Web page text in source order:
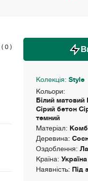
( 0 )
Колекція: Style
Кольори:
Білий
Сірий бетон
темний
Матеріал:
Деревина:
Оздоблення:
Країна: Україна
Наявність: Під